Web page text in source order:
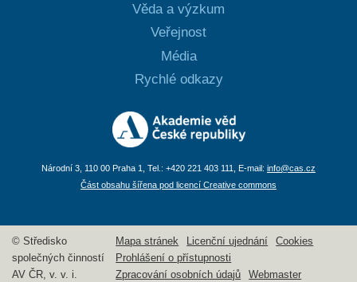
Věda a výzkum
Veřejnost
Média
Rychlé odkazy
Národní 3, 110 00 Praha 1, Tel.: +420 221 403 111, E-mail: info@cas.cz
Část obsahu šířena pod licencí Creative commons
© Středisko
společných činností
AV ČR, v. v. i.
Mapa stránek Licenční ujednání
Cookies
Prohlášení o přístupnosti
Zpracování osobních údajů
Webmaster